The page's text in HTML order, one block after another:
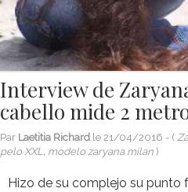
Interview de
cabello mide 2
Par Laetitia Richard le 21/04/2016 - (
pelo XXL, modelo zaryana milan )
Hizo de su complejo su punto